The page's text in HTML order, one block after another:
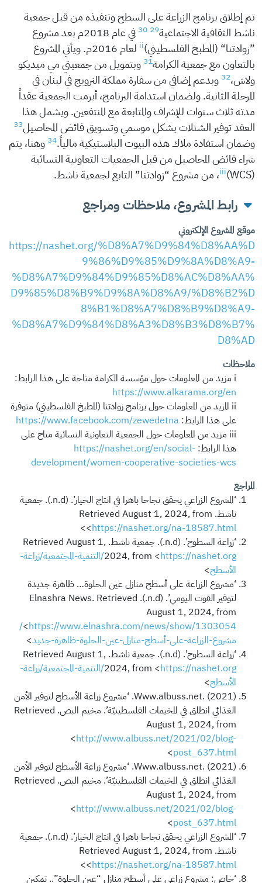
تم إطلاق برنامج الزراعة على السطح وتنفيذه من قبل جمعية
ناشط الثقافية الاجتماعية29
30
في عام 2018م بعد مشروع
”زوادتنا“ (المطبخ الفلسطيني)ii
لعام 2016م. ويأتي المشروع
بالتعاون مع جمعية الكرامة31 وبتمويل من جمعيتي مي ميديكو
ولاش،32 وبدعم إضافي من سفارة مملكة النرويج في لبنان في
المرحلة الثانية. ولضمان استدامة البرنامج، أبرمت الجمعية عقداً
مدته ثلاث سنوات للإشراف والمتابعة مع المنتفعين. ويشمل هذا
العقد توفير الشتلات بشكل موسمي وتسويق فائض المحاصيل33
وضمان استفادة ملاك هذه البيوت البلاستيكية مالياً.34 وهنا، يتم
شراء فائض المحاصيل من قبل الجمعيات التعاونية النسائية
(WCS)
iii، من مشروع “زوادتنا” التابع لجمعية ناشط.
رابط المشروع، ملاحظات ومراجع
موقع المشروع الإلكتروني
https://nashet.org/%D8%A7%D9%84%D8%AA%D
9%86%D9%85%D9%8A%D8%A9-
%D8%A7%D9%84%D9%85%D8%AC%D8%AA%
D9%85%D8%B9%D9%8A%D8%A9/%D8%B2%D
8%B1%D8%A7%D8%B9%D8%A9-
%D8%A7%D9%84%D8%A3%D8%B3%D8%B7%
D8%AD
ملاحظات
i مزيد من المعلومات حول مؤسسة الكرامة متاحة على هذا الرابط:
https://www.alkarama.org/en
ii المزيد من المعلومات حول برنامج زوادتنا (المطبخ الفلسطيني) متوفرة
على هذا الرابط: https://www.facebook.com/zewedetna
iii مزيد من المعلومات حول الجمعية التعاونية النسائية متاح على
هذا الرابط: https://nashet.org/en/social-
development/women-cooperative-societies-wcs
المراجع
‘المشروع الزراعي يحقق نجاحا باهرا في انتاج الخيار’. (n.d.). جمعية
ناشط. Retrieved August 1, 2024, from
<https://nashet.org/na-18587.html
>
‘زراعة السطوح’. (n.d.). جمعية ناشط. Retrieved August 1,
2024, from <https://nashet.org/التنمية-المجتمعية/زراعة-
الأسطح>
‘مشروع الزراعة على أسطح منازل عين الحلوة… ظاهرة جديدة
لتوفير القوت اليومي’. (n.d.). Elnashra News. Retrieved
August 1, 2024, from
<
https://www.elnashra.com/news/show/1303054/
مشروع-الزراعة-على-أسطح-منازل-عين-الحلوة-ظاهرة-جديد>
‘زراعة السطوح’. (n.d.). جمعية ناشط. Retrieved August 1,
2024, from <https://nashet.org/التنمية-المجتمعية/زراعة-
الأسطح>
Www.albuss.net. (2021). ‘مشروع زراعة الأسطح لتوفير الأمن
الغذائي انطلق في المخيمات الفلسطينيّة’. مخيم البص. Retrieved
August 1, 2024, from
<http://www.albuss.net/2021/02/blog-
post_637.html
>
Www.albuss.net. (2021). ‘مشروع زراعة الأسطح لتوفير الأمن
الغذائي انطلق في المخيمات الفلسطينيّة’. مخيم البص. Retrieved
August 1, 2024, from
<http://www.albuss.net/2021/02/blog-
post_637.html
>
‘المشروع الزراعي يحقق نجاحا باهرا في انتاج الخيار’. (n.d.). جمعية
ناشط. Retrieved August 1, 2024, from
<https://nashet.org/na-18587.html
>
‘خاص: مشروع زراعي على أسطح منازل “عين الحلوة”.. تمكين